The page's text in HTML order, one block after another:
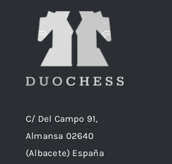
C/ Del Campo 91,
Almansa 02640
(Albacete) España